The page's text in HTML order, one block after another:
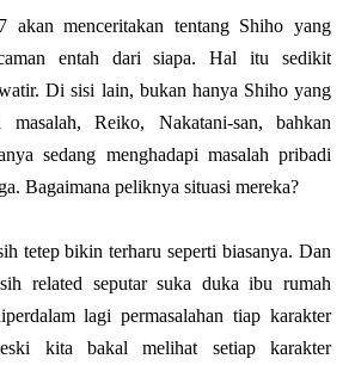
menceritakan tentang Shiho yang
entah dari siapa. Hal itu sedikit
Di sisi lain, bukan hanya Shiho yang
masalah, Reiko, Nakatani-san, bahkan
sedang menghadapi masalah pribadi
Bagaimana peliknya situasi mereka?
tetep bikin terharu seperti biasanya. Dan
related seputar suka duka ibu rumah
lagi permasalahan tiap karakter
kita bakal melihat setiap karakter